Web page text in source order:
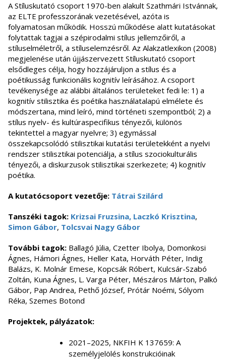
A Stíluskutató csoport 1970-ben alakult Szathmári Istvánnak,
az ELTE professzorának vezetésével, azóta is
folyamatosan működik. Hosszú működése alatt kutatásokat
folytattak tagjai a szépirodalmi stílus jellemzőiről, a
stíluselméletről, a stíluselemzésről. Az Alakzatlexikon (2008)
megjelenése után újjászervezett Stíluskutató csoport
elsődleges célja, hogy hozzájáruljon a stílus és a
poétikusság funkcionális kognitív leírásához. A csoport
tevékenysége az alábbi általános területeket fedi le: 1) a
kognitív stilisztika és poétika használatalapú elmélete és
módszertana, mind leíró, mind történeti szempontból; 2) a
stílus nyelv- és kultúraspecifikus tényezői, különös
tekintettel a magyar nyelvre; 3) egymással
összekapcsolódó stilisztikai kutatási területekként a nyelvi
rendszer stilisztikai potenciálja, a stílus szociokulturális
tényezői, a diskurzusok stilisztikai szerkezete; 4) kognitív
poétika.
A kutatócsoport vezetője: Tátrai Szilárd
Tanszéki tagok: Krizsai Fruzsina, Laczkó Krisztina,
Simon Gábor, Tolcsvai Nagy Gábor
További tagok: Ballagó Júlia, Czetter Ibolya, Domonkosi
Ágnes, Hámori Ágnes, Heller Kata, Horváth Péter, Indig
Balázs, K. Molnár Emese, Kopcsák Róbert, Kulcsár-Szabó
Zoltán, Kuna Ágnes, L. Varga Péter, Mészáros Márton, Palkó
Gábor, Pap Andrea, Pethő József, Prótár Noémi, Sólyom
Réka, Szemes Botond
Projektek, pályázatok:
2021–2025, NKFIH K 137659: A
személyjelölés konstrukcióinak